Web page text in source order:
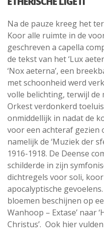
Na de pauze kreeg het
Koor alle ruimte in de
geschreven a capella
de tekst van het ‘Lux
‘Nox aeterna’, een
met schoonheid werd
volle belichting, terwijl de
Orkest verdonkerd
onmiddellijk in nadat de
voor een achteraf gezien
namelijk de ‘Muziek der
1916-1918. De Deense
schilderde in zijn
dichtregels voor soli,
apocalyptische
bloemen beschijnen op
Wanhoop – Extase’ naar
Christus’. Ook hier